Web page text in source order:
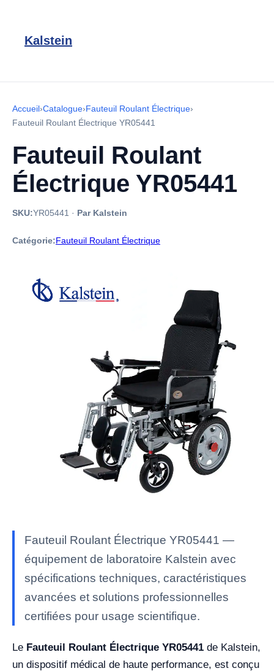
Kalstein
Accueil›Catalogue›Fauteuil Roulant Électrique›
Fauteuil Roulant Électrique YR05441
Fauteuil Roulant
Électrique YR05441
SKU:YR05441 · Par Kalstein
Catégorie:Fauteuil Roulant Électrique
Fauteuil Roulant Électrique YR05441 —
équipement de laboratoire Kalstein avec
spécifications techniques, caractéristiques
avancées et solutions professionnelles
certifiées pour usage scientifique.
Le Fauteuil Roulant Électrique YR05441 de Kalstein,
un dispositif médical de haute performance, est conçu